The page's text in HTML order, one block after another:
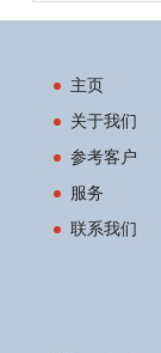
主页
关于我们
参考客户
服务
联系我们